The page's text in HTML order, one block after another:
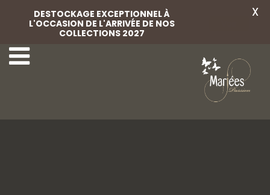
57-Rembo Styling
DESTOCKAGE EXCEPTIONNEL À
L'OCCASION DE L'ARRIVÉE DE NOS
COLLECTIONS 2027
X